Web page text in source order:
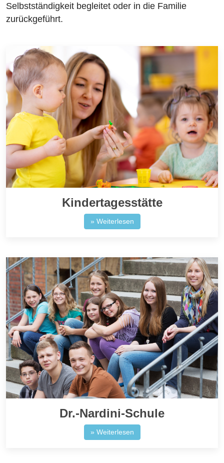
Selbstständigkeit begleitet oder in die Familie
zurückgeführt.
Kindertagesstätte
» Weiterlesen
Dr.-Nardini-Schule
» Weiterlesen